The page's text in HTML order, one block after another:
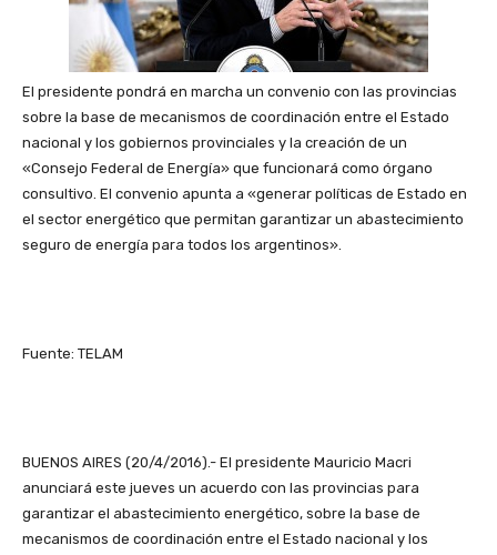
El presidente pondrá en marcha un convenio con las provincias
sobre la base de mecanismos de coordinación entre el Estado
nacional y los gobiernos provinciales y la creación de un
«Consejo Federal de Energía» que funcionará como órgano
consultivo. El convenio apunta a «generar políticas de Estado en
el sector energético que permitan garantizar un abastecimiento
seguro de energía para todos los argentinos».
Fuente: TELAM
BUENOS AIRES (20/4/2016).- El presidente Mauricio Macri
anunciará este jueves un acuerdo con las provincias para
garantizar el abastecimiento energético, sobre la base de
mecanismos de coordinación entre el Estado nacional y los